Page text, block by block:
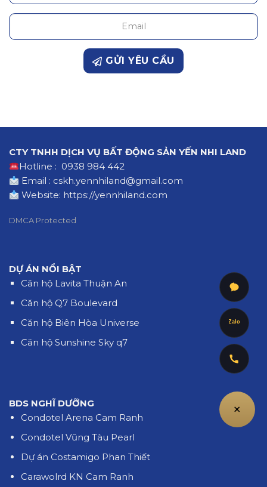
GỬI YÊU CẦU
CTY TNHH DỊCH VỤ BẤT ĐỘNG SẢN YẾN NHI LAND
Hotline : 0938 984 442
Email : cskh.yennhiland@gmail.com
Website: https://yennhiland.com
DMCA Protected
DỰ ÁN NỔI BẬT
Căn hộ Lavita Thuận An
Căn hộ Q7 Boulevard
Căn hộ Biên Hòa Universe
Căn hộ Sunshine Sky q7
BDS NGHĨ DƯỠNG
Condotel Arena Cam Ranh
Condotel Vũng Tàu Pearl
Dự án Costamigo Phan Thiết
Carawolrd KN Cam Ranh
+
Zalo